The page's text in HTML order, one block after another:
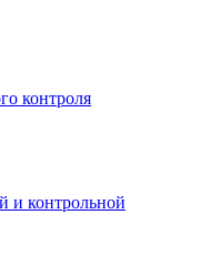
контроля
и контрольной